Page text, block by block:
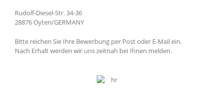
Rudolf-Diesel-Str. 34-36
28876 Oyten/GERMANY
Bitte reichen Sie Ihre Bewerbung per Post oder E-Mail ein.
Nach Erhalt werden wir uns zeitnah bei Ihnen melden.